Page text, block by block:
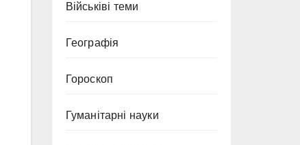
Військіві теми
Географія
Гороскоп
Гуманітарні науки